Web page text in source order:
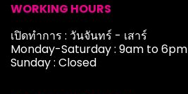
WORKING HOURS
เปิดทำการ : วันจันทร์ - เสาร์
Monday-Saturday : 9am to 6pm
Sunday : Closed